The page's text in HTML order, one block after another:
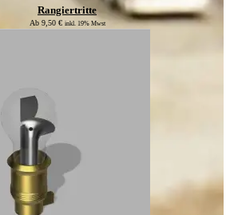
Rangiertritte
Ab 9,50 € inkl. 19% Mwst